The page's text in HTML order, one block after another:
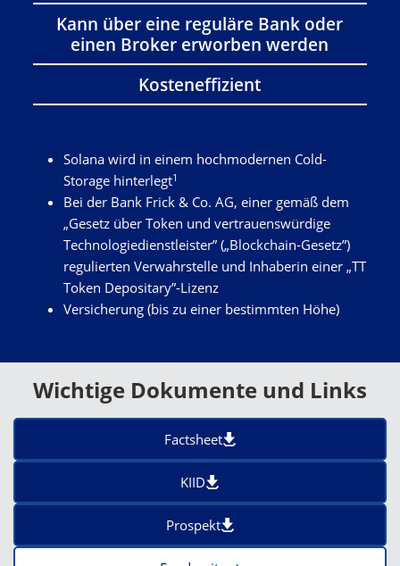
Kann über eine reguläre Bank oder
einen Broker erworben werden
Kosteneffizient
Solana wird in einem hochmodernen Cold-
Storage hinterlegt1
Bei der Bank Frick & Co. AG, einer gemäß dem
„Gesetz über Token und vertrauenswürdige
Technologiedienstleister” („Blockchain-Gesetz”)
regulierten Verwahrstelle und Inhaberin einer „TT
Token Depositary”-Lizenz
Versicherung (bis zu einer bestimmten Höhe)
Wichtige Dokumente und Links
Factsheet
KIID
Prospekt